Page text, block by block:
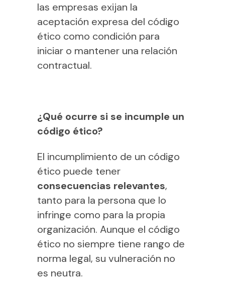
las empresas exijan la
aceptación expresa del código
ético como condición para
iniciar o mantener una relación
contractual.
¿Qué ocurre si se incumple un
código ético?
El incumplimiento de un código
ético puede tener
consecuencias relevantes,
tanto para la persona que lo
infringe como para la propia
organización. Aunque el código
ético no siempre tiene rango de
norma legal, su vulneración no
es neutra.